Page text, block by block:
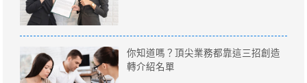
你知道嗎？頂尖業務都靠這三招創造
轉介紹名單